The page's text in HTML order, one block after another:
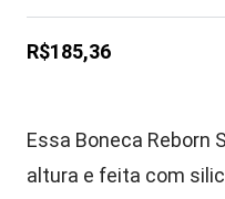
R$185,36
Essa Boneca Reborn
altura e feita com